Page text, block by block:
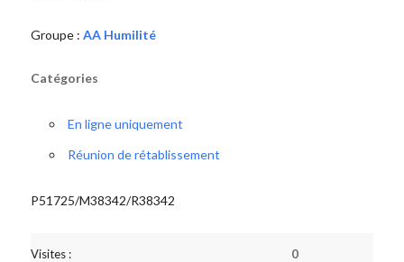
Groupe : AA Humilité
Catégories
En ligne uniquement
Réunion de rétablissement
P51725/M38342/R38342
Visites : 0